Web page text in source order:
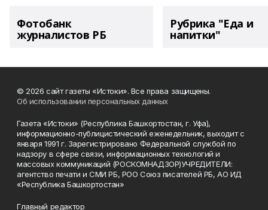
Фотобанк
журналистов РБ
Рубрика "Еда и
напитки"
© 2026 сайт газеты «Истоки». Все права защищены.
Об использовании персональных данных
Газета «Истоки» (Республика Башкортостан, г. Уфа),
информационно-публицистический еженедельник, выходит с
января 1991 г. Зарегистрировано Федеральной службой по
надзору в сфере связи, информационных технологий и
массовых коммуникаций (РОСКОМНАДЗОР)УЧРЕДИТЕЛИ:
агентство печати и СМИ РБ, РОО Союз писателей РБ, АО ИД
«Республика Башкортостан»
Главный редактор